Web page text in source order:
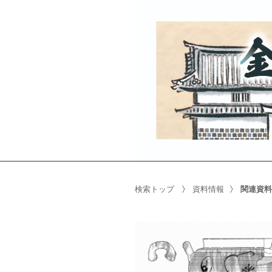
検索トップ 資料情報 関連資